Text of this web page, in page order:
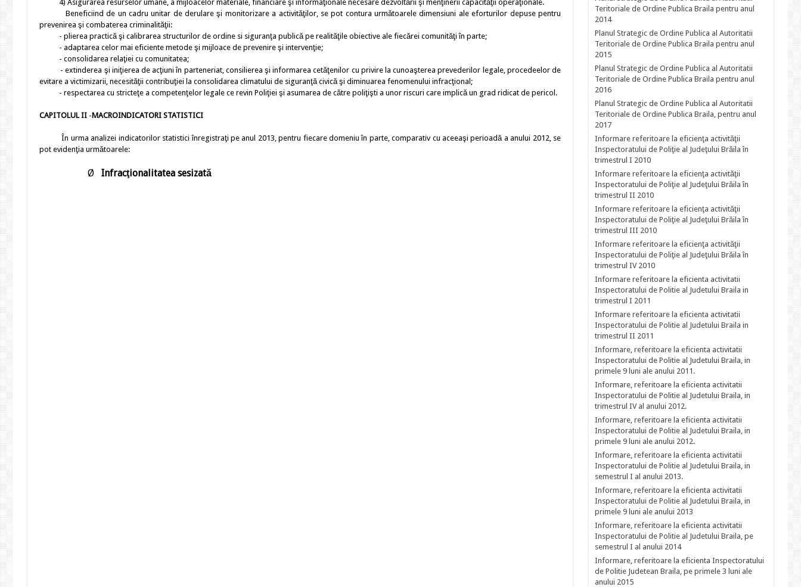
4) Asigurarea resurselor umane, a mijloacelor materiale, financiare şi informaţionale necesare dezvoltării şi menţinerii capacităţii operaţionale.
Beneficiind de un cadru unitar de derulare şi monitorizare a activităţilor, se pot contura următoarele dimensiuni ale eforturilor depuse pentru
prevenirea şi combaterea criminalităţii:
- plierea practică şi calibrarea structurilor de ordine si siguranţa publică pe realităţile obiective ale fiecărei comunităţi în parte;
- adaptarea celor mai eficiente metode şi mijloace de prevenire şi intervenţie;
- consolidarea relaţiei cu comunitatea;
- extinderea şi iniţierea de acţiuni în parteneriat, consilierea şi informarea cetăţenilor cu privire la cunoaşterea prevederilor legale, procedeelor de
evitare a victimizarii, necesităţii contribuţiei la consolidarea climatului de siguranţă civică şi diminuarea fenomenului infracţional;
- respectarea cu stricteţe a competenţelor legale ce revin Poliţiei şi asumarea de către poliţişti a unor riscuri care implică un grad ridicat de pericol.
CAPITOLUL II -MACROINDICATORI STATISTICI
În urma analizei indicatorilor statistici înregistraţi pe anul 2013, pentru fiecare domeniu în parte, comparativ cu aceeaşi perioadă a anului 2012, se
pot evidenţia următoarele:
Ø Infracţionalitatea sesizată
Teritoriale de Ordine Publica Braila pentru anul
2014
Planul Strategic de Ordine Publica al Autoritatii
Teritoriale de Ordine Publica Braila pentru anul
2015
Planul Strategic de Ordine Publica al Autoritatii
Teritoriale de Ordine Publica Braila pentru anul
2016
Planul Strategic de Ordine Publica al Autoritatii
Teritoriale de Ordine Publica Braila, pentru anul
2017
Informare referitoare la eficienţa activităţii
Inspectoratului de Poliţie al Judeţului Brăila în
trimestrul I 2010
Informare referitoare la eficienţa activităţii
Inspectoratului de Poliţie al Judeţului Brăila în
trimestrul II 2010
Informare referitoare la eficienţa activităţii
Inspectoratului de Poliţie al Judeţului Brăila în
trimestrul III 2010
Informare referitoare la eficienţa activităţii
Inspectoratului de Poliţie al Judeţului Brăila în
trimestrul IV 2010
Informare referitoare la eficienta activitatii
Inspectoratului de Politie al Judetului Braila in
trimestrul I 2011
Informare referitoare la eficienta activitatii
Inspectoratului de Politie al Judetului Braila in
trimestrul II 2011
Informare, referitoare la eficienta activitatii
Inspectoratului de Politie al Judetului Braila, in
primele 9 luni ale anului 2011.
Informare, referitoare la eficienta activitatii
Inspectoratului de Politie al Judetului Braila, in
trimestrul IV al anului 2012.
Informare, referitoare la eficienta activitatii
Inspectoratului de Politie al Judetului Braila, in
primele 9 luni ale anului 2012.
Informare, referitoare la eficienta activitatii
Inspectoratului de Politie al Judetului Braila, in
semestrul I al anului 2013.
Informare, referitoare la eficienta activitatii
Inspectoratului de Politie al Judetului Braila, in
primele 9 luni ale anului 2013
Informare, referitoare la eficienta activitatii
Inspectoratului de Politie al Judetului Braila, pe
semestrul I al anului 2014
Informare, referitoare la eficienta Inspectoratului
de Politie Judetean Braila, pe primele 3 luni ale
anului 2015